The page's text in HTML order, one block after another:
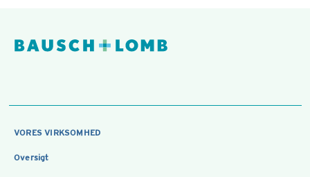
VORES VIRKSOMHED
Oversigt